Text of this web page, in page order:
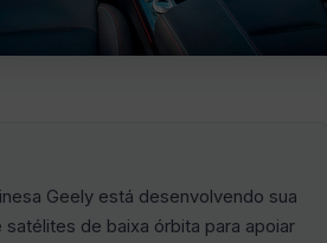
Geely está desenvolvendo sua
satélites de baixa órbita para apoiar